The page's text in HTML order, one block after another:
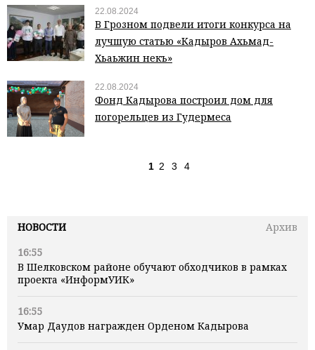
НОВОСТИ
Архив
16:55
В Шелковском районе обучают обходчиков в рамках
проекта «ИнформУИК»
16:55
Умар Даудов награжден Орденом Кадырова
22.08.2024
В Грозном подвели итоги конкурса на
лучшую статью «Кадыров Ахьмад-
Хьаьжин некъ»
22.08.2024
Фонд Кадырова построил дом для
погорельцев из Гудермеса
1 2 3 4